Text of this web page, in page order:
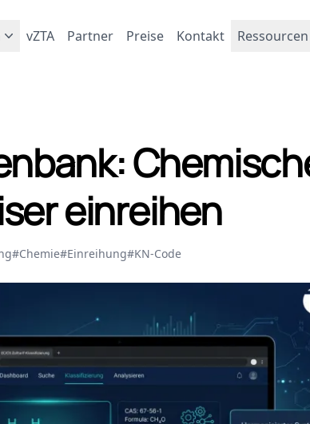
vZTA Partner Preise Kontakt Ressourcen
einreihen
#Chemie#Einreihung#KN-Code